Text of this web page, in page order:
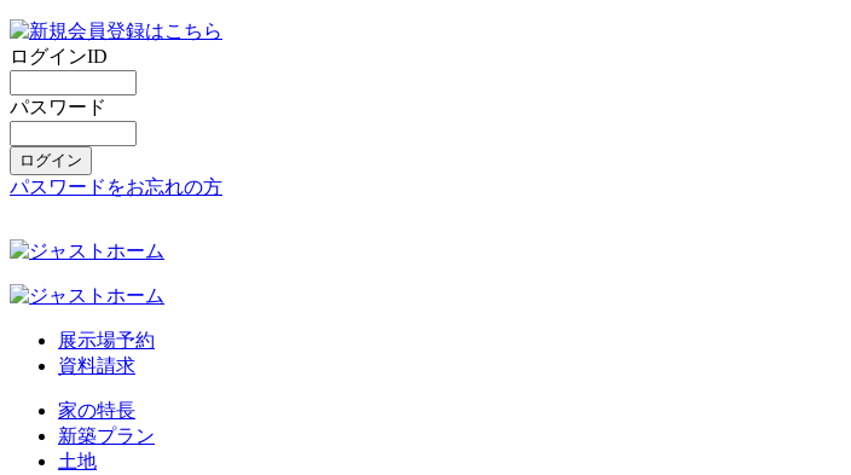
ログインID
パスワード
パスワードをお忘れの方
展示場予約
資料請求
家の特長
新築プラン
土地